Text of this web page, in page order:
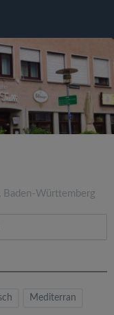
Baden-Württemberg
Mediterran